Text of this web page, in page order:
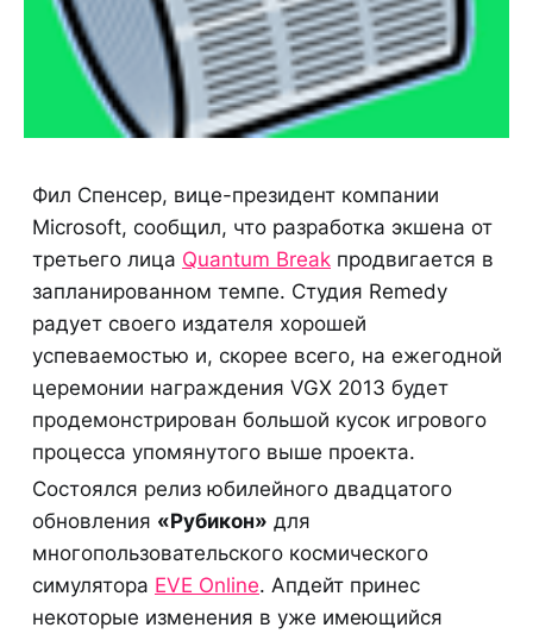
Фил Спенсер, вице-президент компании
Microsoft, сообщил, что разработка экшена от
третьего лица Quantum Break продвигается в
запланированном темпе. Студия Remedy
радует своего издателя хорошей
успеваемостью и, скорее всего, на ежегодной
церемонии награждения VGX 2013 будет
продемонстрирован большой кусок игрового
процесса упомянутого выше проекта.
Состоялся релиз юбилейного двадцатого
обновления «Рубикон» для
многопользовательского космического
симулятора EVE Online. Апдейт принес
некоторые изменения в уже имеющийся